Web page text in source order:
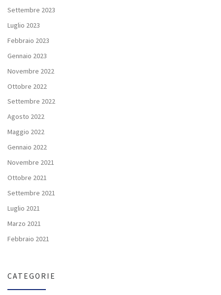
Settembre 2023
Luglio 2023
Febbraio 2023
Gennaio 2023
Novembre 2022
Ottobre 2022
Settembre 2022
Agosto 2022
Maggio 2022
Gennaio 2022
Novembre 2021
Ottobre 2021
Settembre 2021
Luglio 2021
Marzo 2021
Febbraio 2021
CATEGORIE